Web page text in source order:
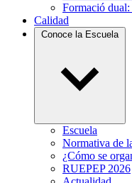
Formació
Calidad
Conoce la Escuela
Escuela
Normativa de
¿Cómo se
RUEPEP 2026